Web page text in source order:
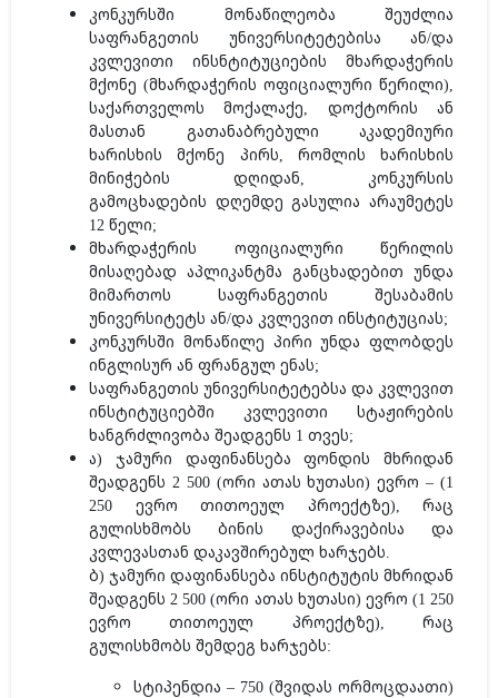
კონკურსში მონაწილეობა შეუძლია
საფრანგეთის უნივერსიტეტებისა ან/და
კვლევითი ინსნტიტუციების მხარდაჭერის
მქონე (მხარდაჭერის ოფიციალური წერილი),
საქართველოს მოქალაქე, დოქტორის ან
მასთან გათანაბრებული აკადემიური
ხარისხის მქონე პირს, რომლის ხარისხის
მინიჭების დღიდან, კონკურსის
გამოცხადების დღემდე გასულია არაუმეტეს
12 წელი;
მხარდაჭერის ოფიციალური წერილის
მისაღებად აპლიკანტმა განცხადებით უნდა
მიმართოს საფრანგეთის შესაბამის
უნივერსიტეტს ან/და კვლევით ინსტიტუციას;
კონკურსში მონაწილე პირი უნდა ფლობდეს
ინგლისურ ან ფრანგულ ენას;
საფრანგეთის უნივერსიტეტებსა და კვლევით
ინსტიტუციებში კვლევითი სტაჟირების
ხანგრძლივობა შეადგენს 1 თვეს;
ა) ჯამური დაფინანსება ფონდის მხრიდან
შეადგენს 2 500 (ორი ათას ხუთასი) ევრო – (1
250 ევრო თითოეულ პროექტზე), რაც
გულისხმობს ბინის დაქირავებისა და
კვლევასთან დაკავშირებულ ხარჯებს.
ბ) ჯამური დაფინანსება ინსტიტუტის მხრიდან
შეადგენს 2 500 (ორი ათას ხუთასი) ევრო (1 250
ევრო თითოეულ პროექტზე), რაც
გულისხმობს შემდეგ ხარჯებს:
სტიპენდია – 750 (შვიდას ორმოცდაათი)